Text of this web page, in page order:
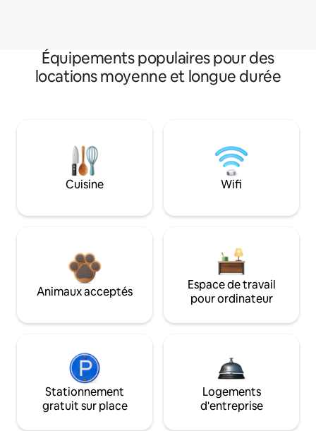
Équipements populaires pour des
locations moyenne et longue durée
Cuisine Wifi
Animaux acceptés
Espace de travail
pour ordinateur
Stationnement
gratuit sur place
Logements
d'entreprise